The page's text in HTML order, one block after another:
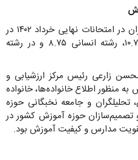
«میانگین کشوری نمرات دانش‌آموزان در امتحانات نهایی خرداد ۱۴۰۲ در
رشته تجربی ۱۱.۲۳، رشته ریاضی ۱۰.۷۹، رشته انسانی ۸.۷۵ و در رشته
زارعی رئیس مرکز ارزشیابی و
منظور اطلاع خانواده‌ها، خانواده
و جامعه نخبگانی حوزه
و تصمیم‌سازان حوزه آموزش کشور در
مدارس و کیفیت آموزش بود.